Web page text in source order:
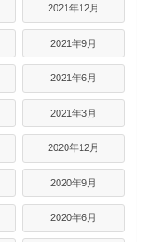
2021年12月
2021年9月
2021年6月
2021年3月
2020年12月
2020年9月
2020年6月